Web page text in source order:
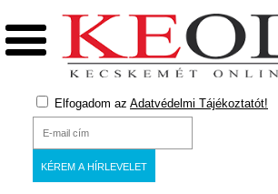
Elfogadom az Adatvédelmi Tájékoztatót!